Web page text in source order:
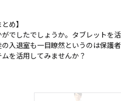
とめ】
がでしたでしょうか。タブレットを
の入退室も一目瞭然というのは保護
ムを活用してみませんか？